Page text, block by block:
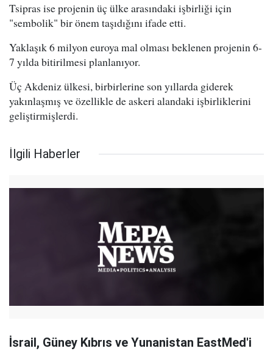
Tsipras ise projenin üç ülke arasındaki işbirliği için
"sembolik" bir önem taşıdığını ifade etti.
Yaklaşık 6 milyon euroya mal olması beklenen projenin 6-
7 yılda bitirilmesi planlanıyor.
Üç Akdeniz ülkesi, birbirlerine son yıllarda giderek
yakınlaşmış ve özellikle de askeri alandaki işbirliklerini
geliştirmişlerdi.
İlgili Haberler
İsrail, Güney Kıbrıs ve Yunanistan EastMed'i